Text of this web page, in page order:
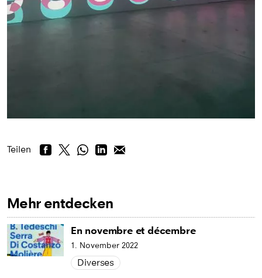
Teilen
Mehr entdecken
En novembre et décembre
1. November 2022
Diverses